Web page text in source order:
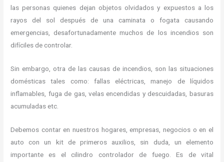
las personas quienes dejan objetos olvidados y expuestos a los
rayos del sol después de una caminata o fogata causando
emergencias, desafortunadamente muchos de los incendios son
difíciles de controlar.
Sin embargo, otra de las causas de incendios, son las situaciones
domésticas tales como: fallas eléctricas, manejo de líquidos
inflamables, fuga de gas, velas encendidas y descuidadas, basuras
acumuladas etc.
Debemos contar en nuestros hogares, empresas, negocios o en el
auto con un kit de primeros auxilios, sin duda, un elemento
importante es el cilindro controlador de fuego. Es de vital